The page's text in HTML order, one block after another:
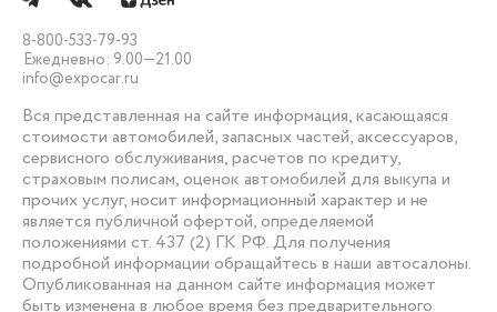
8-800-533-79-93
Ежедневно: 9.00—21.00
info@expocar.ru
Вся представленная на сайте информация, касающаяся
стоимости автомобилей, запасных частей, аксессуаров,
сервисного обслуживания, расчетов по кредиту,
страховым полисам, оценок автомобилей для выкупа и
прочих услуг, носит информационный характер и не
является публичной офертой, определяемой
положениями ст. 437 (2) ГК РФ. Для получения
подробной информации обращайтесь в наши автосалоны.
Опубликованная на данном сайте информация может
быть изменена в любое время без предварительного